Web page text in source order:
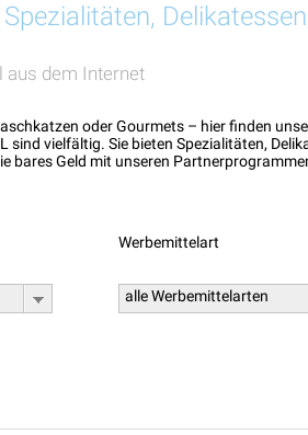
dem Internet
oder Gourmets – hier finden
sind vielfältig. Sie bieten Spezialitäten,
bares Geld mit unseren
Werbemittelart
alle Werbemittelarten